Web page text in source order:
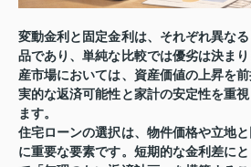
変動金利と固定金利は、それぞれ異な
品であり、単純な比較では優劣は決ま
産市場においては、資産価値の上昇を
実的な返済可能性と家計の安定性を重
ます。
住宅ローンの選択は、物件価格や立地
に重要な要素です。短期的な金利差に